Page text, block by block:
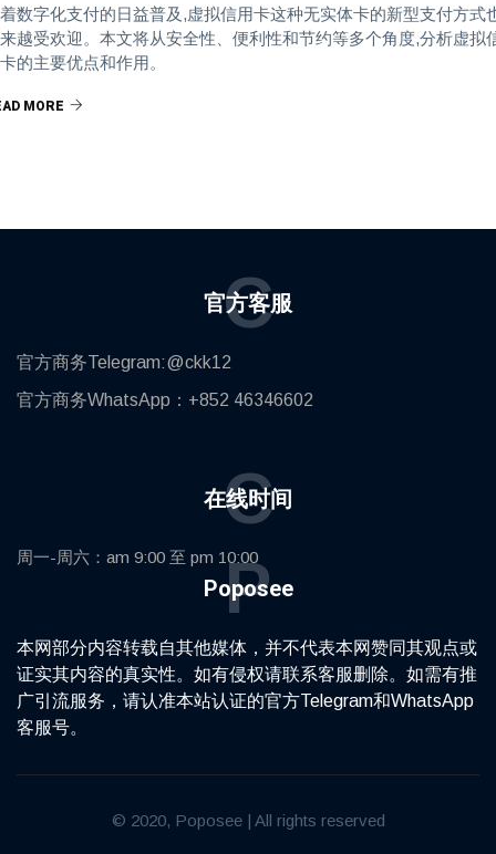
数字化支付的日益普及,虚拟信用卡这种无实体卡的新型支付方式
越受欢迎。本文将从安全性、便利性和节约等多个角度,分析虚拟
的主要优点和作用。
MORE
官方客服
C
官方商务Telegram:@ckk12
官方商务WhatsApp：+852 46346602
在线时间
C
周一-周六：am 9:00 至 pm 10:00
Poposee
P
本网部分内容转载自其他媒体，并不代表本网赞同其观点或
证实其内容的真实性。如有侵权请联系客服删除。如需有推
广引流服务，请认准本站认证的官方Telegram和WhatsApp
客服号。
© 2020, Poposee | All rights reserved